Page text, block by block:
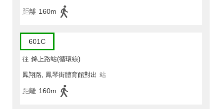
距離 160m
601C
往 錦上路站(循環線)
鳳翔路, 鳳琴街體育館對出 站
距離 160m